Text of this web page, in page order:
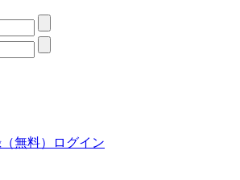
無料） ログイン